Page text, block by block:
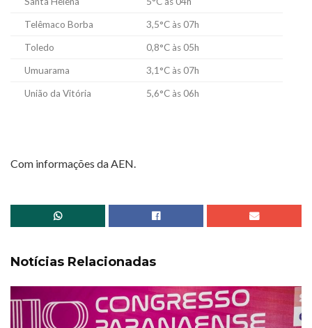
Telêmaco Borba 3,5°C às 07h
Toledo 0,8°C às 05h
Umuarama 3,1°C às 07h
União da Vitória 5,6°C às 06h
Com informações da AEN.
Notícias Relacionadas